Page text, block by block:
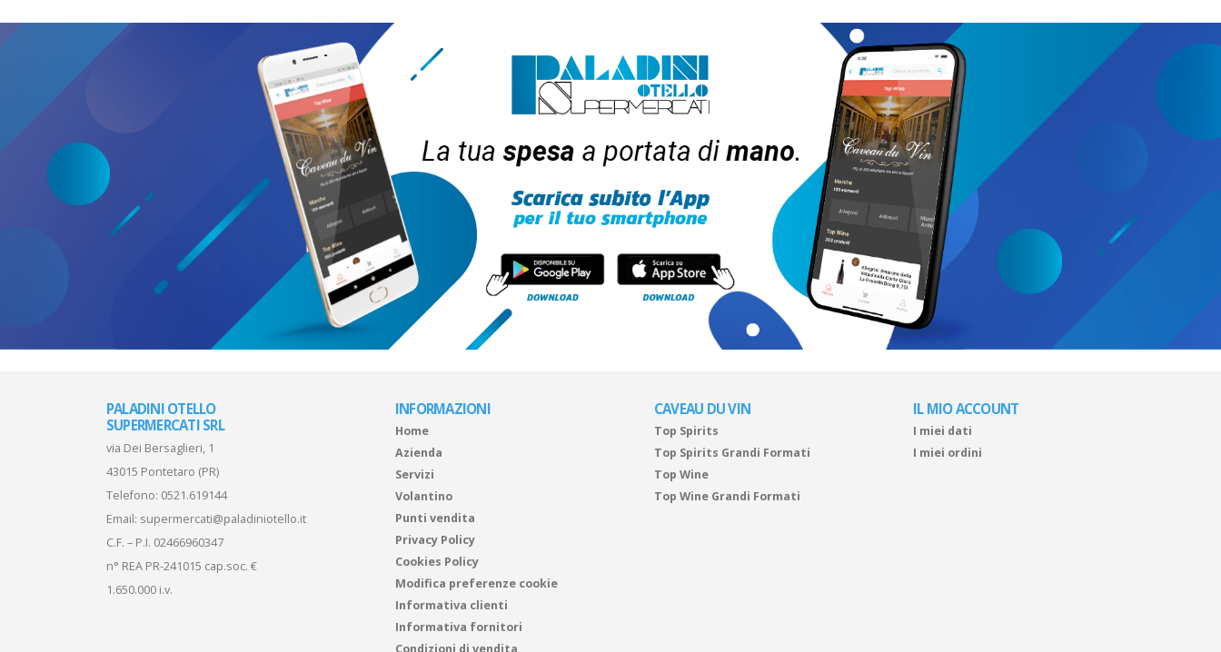
PALADINI OTELLO
SUPERMERCATI SRL
via Dei Bersaglieri, 1
43015 Pontetaro (PR)
Telefono: 0521.619144
Email: supermercati@paladiniotello.it
C.F. – P.I. 02466960347
n° REA PR-241015 cap.soc. €
1.650.000 i.v.
INFORMAZIONI
Home
Azienda
Servizi
Volantino
Punti vendita
Privacy Policy
Cookies Policy
Modifica preferenze cookie
Informativa clienti
Informativa fornitori
Condizioni di vendita
CAVEAU DU VIN
Top Spirits
Top Spirits Grandi Formati
Top Wine
Top Wine Grandi Formati
IL MIO ACCOUNT
I miei dati
I miei ordini